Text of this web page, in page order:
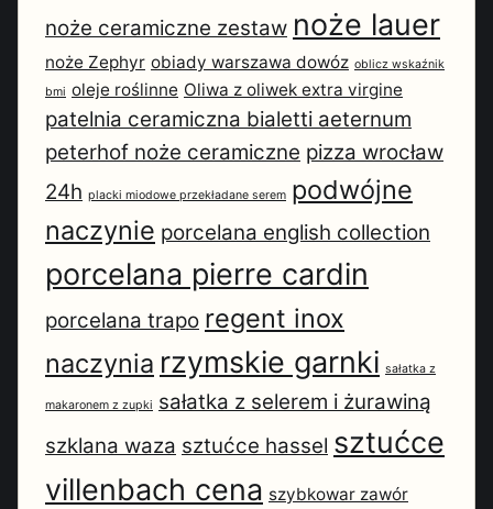
noże ceramiczne zestaw noże lauer
noże Zephyr obiady warszawa dowóz oblicz wskaźnik
bmi oleje roślinne Oliwa z oliwek extra virgine
patelnia ceramiczna bialetti aeternum
peterhof noże ceramiczne pizza wrocław
24h placki miodowe przekładane serem podwójne
naczynie porcelana english collection
porcelana pierre cardin
porcelana trapo regent inox
naczynia rzymskie garnki sałatka z
makaronem z zupki sałatka z selerem i żurawiną
szklana waza sztućce hassel sztućce
villenbach cena szybkowar zawór